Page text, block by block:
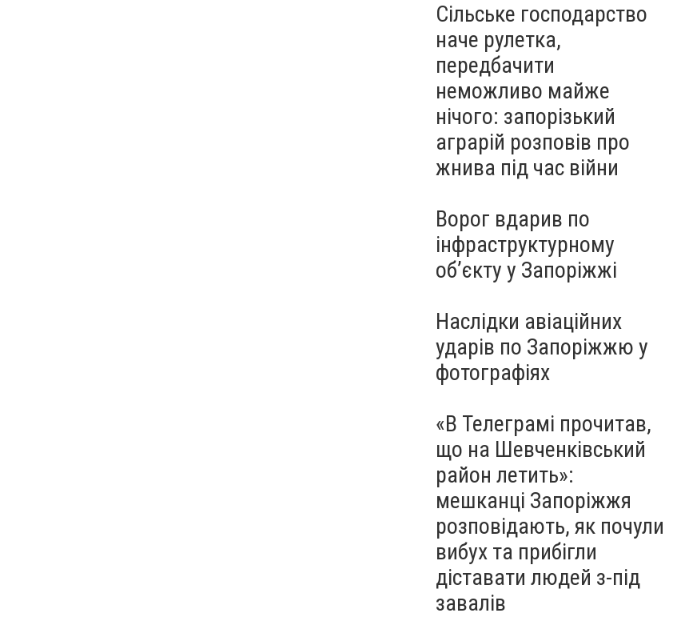
Сільське господарство
наче рулетка,
передбачити
неможливо майже
нічого: запорізький
аграрій розповів про
жнива під час війни
Ворог вдарив по
інфраструктурному
обʼєкту у Запоріжжі
Наслідки авіаційних
ударів по Запоріжжю у
фотографіях
«В Телеграмі прочитав,
що на Шевченківський
район летить»:
мешканці Запоріжжя
розповідають, як почули
вибух та прибігли
діставати людей з-під
завалів